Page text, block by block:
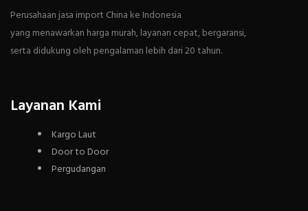
Perusahaan jasa import China ke Indonesia
yang menawarkan harga murah, layanan cepat, bergaransi,
serta didukung oleh pengalaman lebih dari 20 tahun.
Layanan Kami
Kargo Laut
Door to Door
Pergudangan